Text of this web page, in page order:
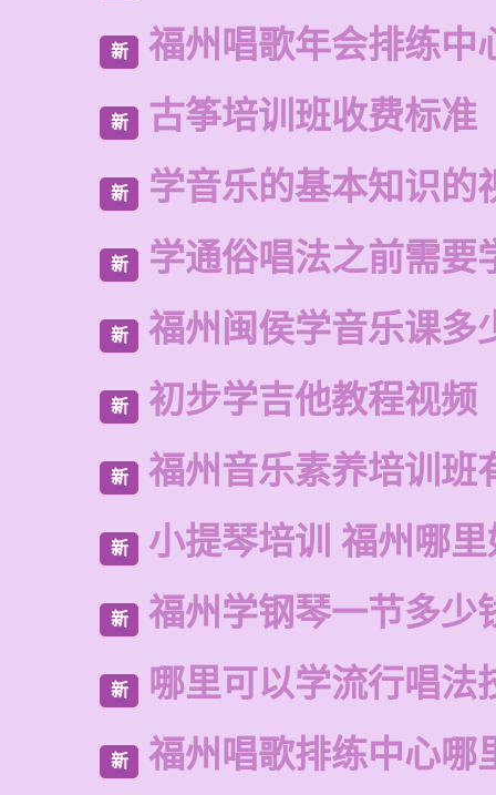
新 福州唱歌年会排练中
新 古筝培训班收费标准
新 学音乐的基本知识的
新 学通俗唱法之前需要
新 福州闽侯学音乐课多
新 初步学吉他教程视频
新 福州音乐素养培训班
新 小提琴培训 福州哪
新 福州学钢琴一节多少
新 哪里可以学流行唱法
新 福州唱歌排练中心哪